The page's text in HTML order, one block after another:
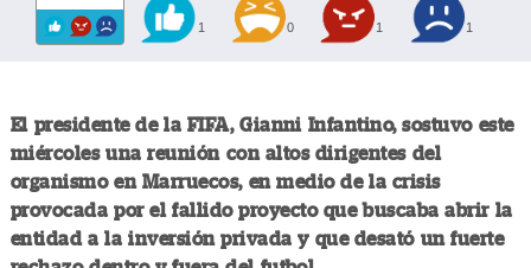
1 0 1 1
El presidente de la FIFA, Gianni Infantino, sostuvo este
miércoles una reunión con altos dirigentes del
organismo en Marruecos, en medio de la crisis
provocada por el fallido proyecto que buscaba abrir la
entidad a la inversión privada y que desató un fuerte